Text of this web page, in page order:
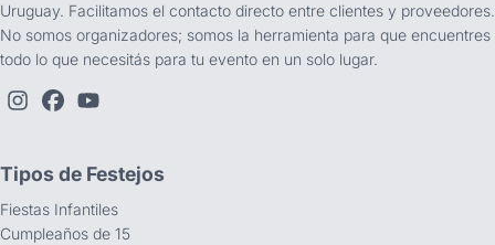
Uruguay. Facilitamos el contacto directo entre clientes y proveedores.
No somos organizadores; somos la herramienta para que encuentres
todo lo que necesitás para tu evento en un solo lugar.
Tipos de Festejos
Fiestas Infantiles
Cumpleaños de 15